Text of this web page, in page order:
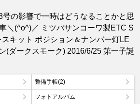
号の影響で一時はどうなることかと思
＼(^o^)／ ミツバサンコーワ製ETC S
キット ポジション＆ナンバー灯LE
(ダークスモーク) 2016/6/25 第一子誕
整備手帳(2)
フォトアルバム